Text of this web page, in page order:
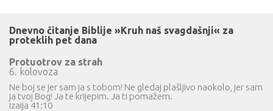
Dnevno čitanje Biblije »Kruh naš svagdašnji« za
proteklih pet dana
Protuotrov za strah
6. kolovoza
Ne boj se jer sam ja s tobom! Ne gledaj plašljivo naokolo, jer sam
ja tvoj Bog! Ja te krijepim. Ja ti pomažem.
Izaija 41:10